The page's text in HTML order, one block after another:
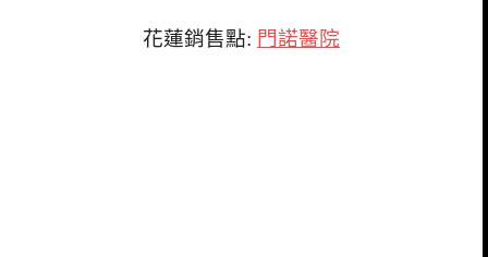
花蓮銷售點: 門諾醫院